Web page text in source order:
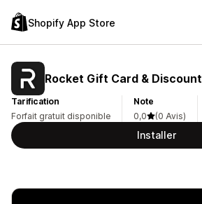
Shopify App Store
Rocket Gift Card & Discount
Tarification
Forfait gratuit disponible
Note
0,0
(0 Avis)
Installer